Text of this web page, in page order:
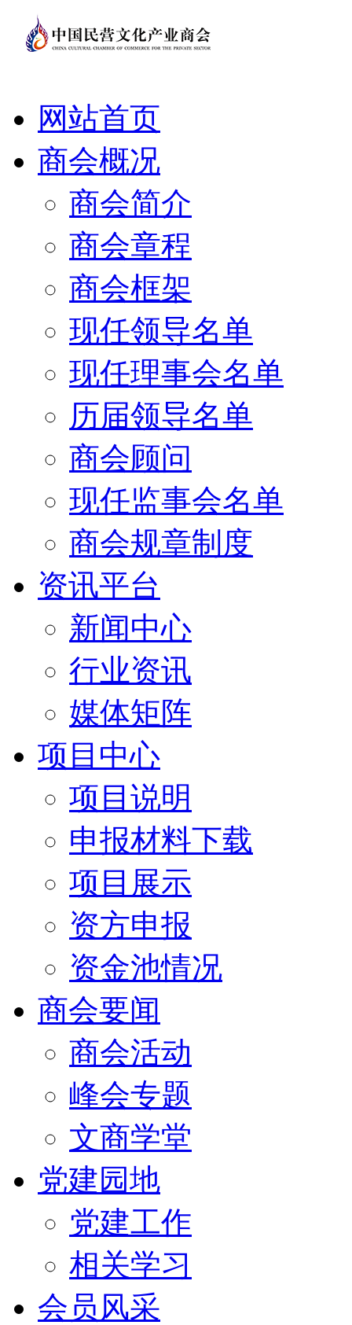
网站首页
商会概况
商会简介
商会章程
商会框架
现任领导名单
现任理事会名单
历届领导名单
商会顾问
现任监事会名单
商会规章制度
资讯平台
新闻中心
行业资讯
媒体矩阵
项目中心
项目说明
申报材料下载
项目展示
资方申报
资金池情况
商会要闻
商会活动
峰会专题
文商学堂
党建园地
党建工作
相关学习
会员风采